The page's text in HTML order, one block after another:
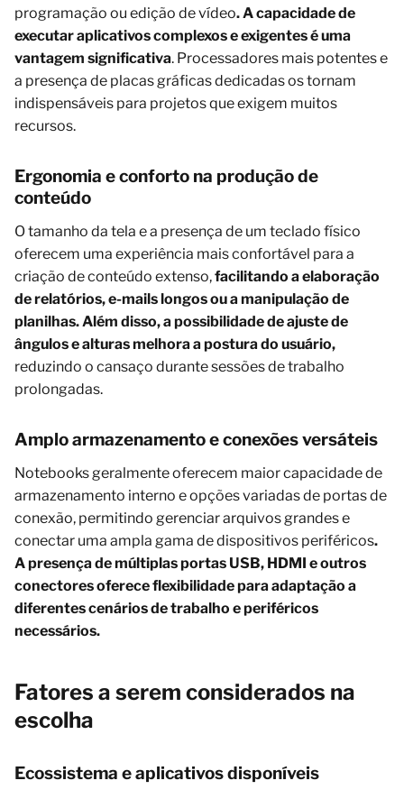
programação ou edição de vídeo. A capacidade de
executar aplicativos complexos e exigentes é uma
vantagem significativa. Processadores mais potentes e
a presença de placas gráficas dedicadas os tornam
indispensáveis para projetos que exigem muitos
recursos.
Ergonomia e conforto na produção de
conteúdo
O tamanho da tela e a presença de um teclado físico
oferecem uma experiência mais confortável para a
criação de conteúdo extenso,facilitando a elaboração
de relatórios, e-mails longos ou a manipulação de
planilhas. Além disso, a possibilidade de ajuste de
ângulos e alturas melhora a postura do usuário,
reduzindo o cansaço durante sessões de trabalho
prolongadas.
Amplo armazenamento e conexões versáteis
Notebooks geralmente oferecem maior capacidade de
armazenamento interno e opções variadas de portas de
conexão, permitindo gerenciar arquivos grandes e
conectar uma ampla gama de dispositivos periféricos.
A presença de múltiplas portas USB, HDMI e outros
conectores oferece flexibilidade para adaptação a
diferentes cenários de trabalho e periféricos
necessários.
Fatores a serem considerados na
escolha
Ecossistema e aplicativos disponíveis